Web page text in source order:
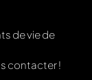
de vie de
contacter !